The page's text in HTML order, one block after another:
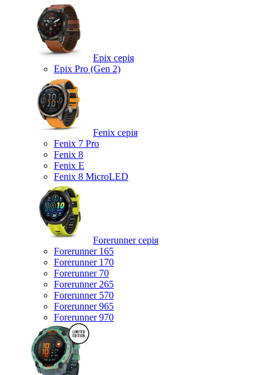
Epix серія
Epix Pro (Gen 2)
Fenix серія
Fenix 7 Pro
Fenix 8
Fenix ​​E
Fenix 8 MicroLED
Forerunner серія
Forerunner 165
Forerunner 170
Forerunner 70
Forerunner 265
Forerunner 570
Forerunner 965
Forerunner 970